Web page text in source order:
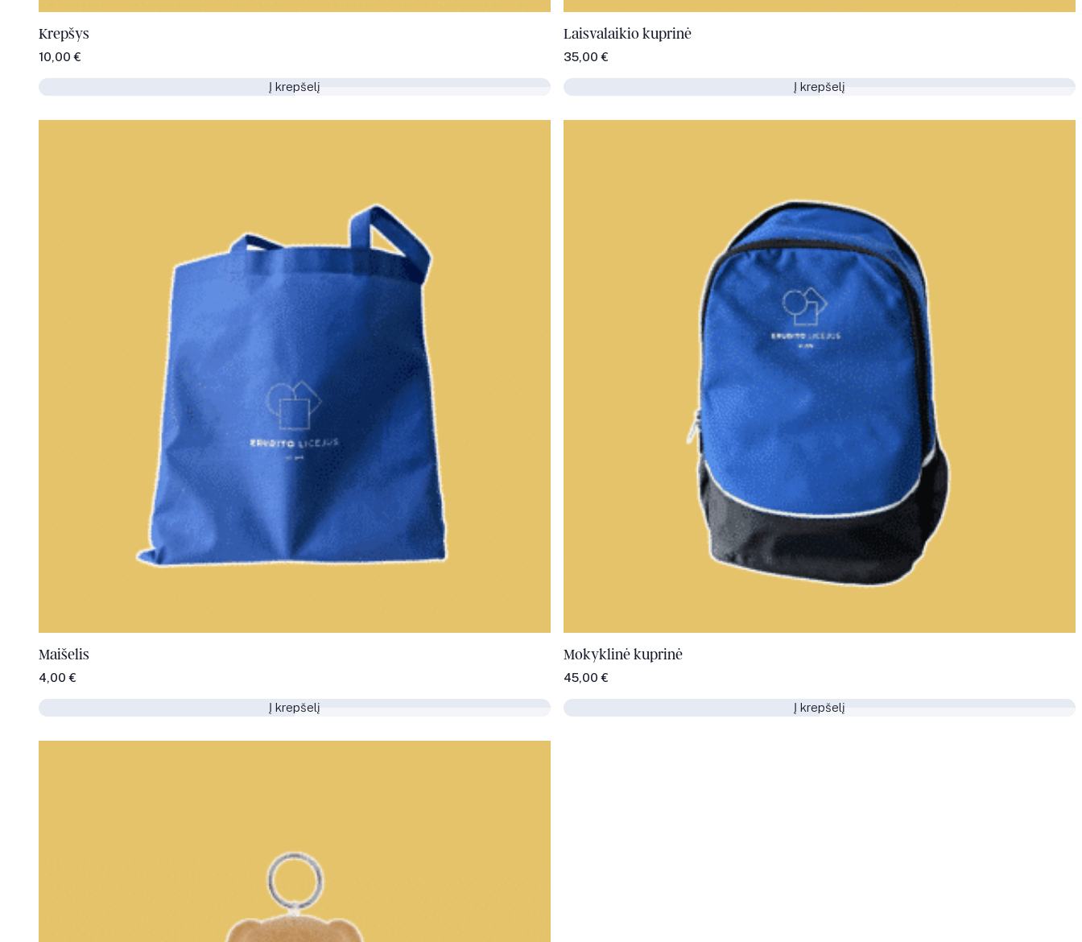
Į krepšelį
Krepšys
10,00€
Į krepšelį
Į krepšelį
Laisvalaikio kuprinė
35,00€
Į krepšelį
Į krepšelį
Maišelis
4,00€
Į krepšelį
Į krepšelį
Mokyklinė kuprinė
45,00€
Į krepšelį